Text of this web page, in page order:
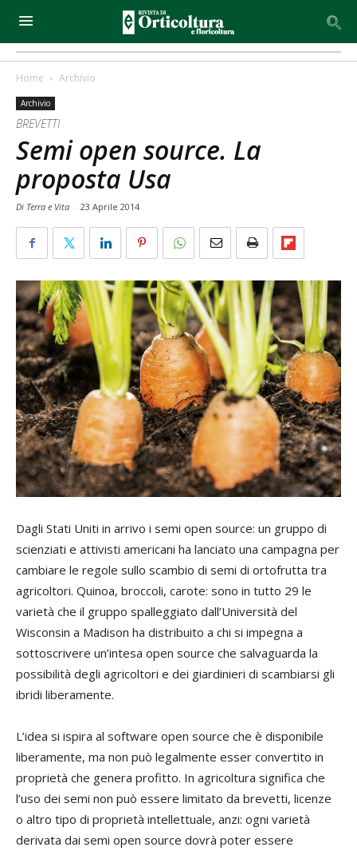
Home Archivio
Archivio
BREVETTI
Semi open source. La
proposta Usa
Di Terra e Vita - 23 Aprile 2014
Dagli Stati Uniti in arrivo i semi open source: un gruppo di
scienziati e attivisti americani ha lanciato una campagna per
cambiare le regole sullo scambio di semi di ortofrutta tra
agricoltori. Quinoa, broccoli, carote: sono in tutto 29 le
varietà che il gruppo spalleggiato dall’Università del
Wisconsin a Madison ha distribuito a chi si impegna a
sottoscrivere un’intesa open source che salvaguarda la
possibilità degli agricoltori e dei giardinieri di scambiarsi gli
ibridi liberamente.
L’idea si ispira al software open source che è disponibile
liberamente, ma non può legalmente esser convertito in
proprietà che genera profitto. In agricoltura significa che
l’uso dei semi non può essere limitato da brevetti, licenze
o altro tipo di proprietà intellettuale, anzi: ogni varietà
derivata dai semi open source dovrà poter essere